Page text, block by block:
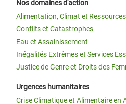
Nos domaines d'action
Alimentation, Climat et
Conflits et Catastrophes
Eau et Assainissement
Inégalités Extrêmes et Services
Justice de Genre et Droits des
Urgences humanitaires
Crise Climatique et Alimentaire en